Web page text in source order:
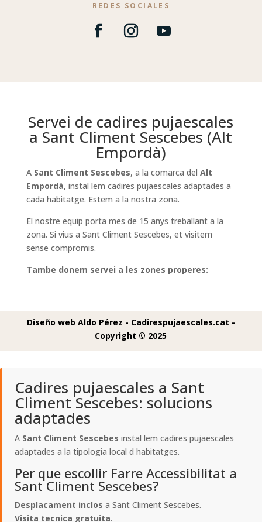
REDES SOCIALES
Servei de cadires pujaescales
a Sant Climent Sescebes (Alt
Empordà)
A Sant Climent Sescebes, a la comarca del Alt
Empordà, instal lem cadires pujaescales adaptades a
cada habitatge. Estem a la nostra zona.
El nostre equip porta mes de 15 anys treballant a la
zona. Si vius a Sant Climent Sescebes, et visitem
sense compromis.
Tambe donem servei a les zones properes:
Diseño web Aldo Pérez - Cadirespujaescales.cat -
Copyright © 2025
Cadires pujaescales a Sant
Climent Sescebes: solucions
adaptades
A Sant Climent Sescebes instal lem cadires pujaescales
adaptades a la tipologia local d habitatges.
Per que escollir Farre Accessibilitat a
Sant Climent Sescebes?
Desplacament inclos a Sant Climent Sescebes.
Visita tecnica gratuita.